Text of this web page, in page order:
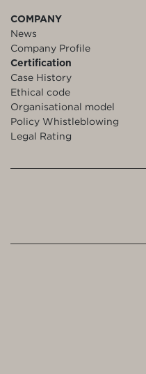
COMPANY
News
Company Profile
Certification
Case History
Ethical code
Organisational model
Policy Whistleblowing
Legal Rating